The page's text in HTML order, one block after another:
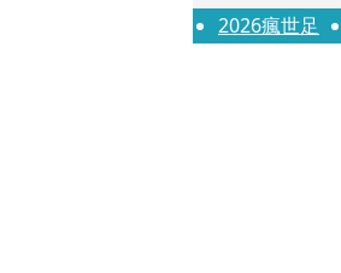
快訊
川普
2026瘋世足